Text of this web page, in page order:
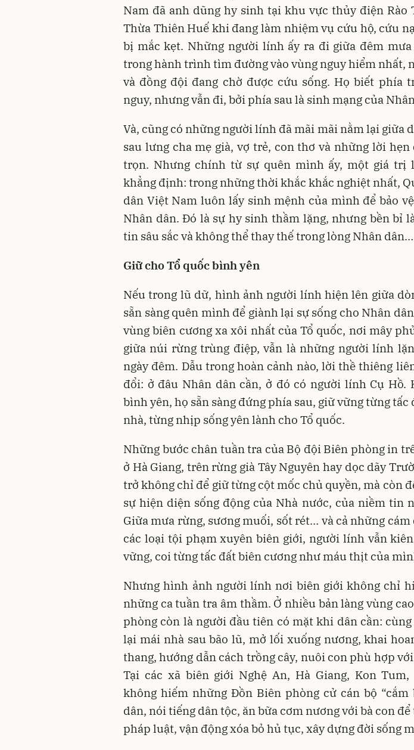
Nam đã anh dũng hy sinh tại khu vực thủy điện Rào
Thừa Thiên Huế khi đang làm nhiệm vụ cứu hộ, cứu
bị mắc kẹt. Những người lính ấy ra đi giữa đêm
trong hành trình tìm đường vào vùng nguy hiểm nhất,
và đồng đội đang chờ được cứu sống. Họ biết phía
nguy, nhưng vẫn đi, bởi phía sau là sinh mạng của
Và, cũng có những người lính đã mãi mãi nằm lại giữa
sau lưng cha mẹ già, vợ trẻ, con thơ và những lời
trọn. Nhưng chính từ sự quên mình ấy, một giá trị
khẳng định: trong những thời khắc khắc nghiệt nhất,
dân Việt Nam luôn lấy sinh mệnh của mình để bảo
Nhân dân. Đó là sự hy sinh thầm lặng, nhưng bền bỉ
tin sâu sắc và không thể thay thế trong lòng Nhân dân…
Giữ cho Tổ quốc bình yên
Nếu trong lũ dữ, hình ảnh người lính hiện lên giữa
sẵn sàng quên mình để giành lại sự sống cho Nhân
vùng biên cương xa xôi nhất của Tổ quốc, nơi mây
giữa núi rừng trùng điệp, vẫn là những người lính
ngày đêm. Dẫu trong hoàn cảnh nào, lời thề thiêng
đổi: ở đâu Nhân dân cần, ở đó có người lính Cụ Hồ.
bình yên, họ sẵn sàng đứng phía sau, giữ vững từng tấc
nhà, từng nhịp sống yên lành cho Tổ quốc.
Những bước chân tuần tra của Bộ đội Biên phòng in
ở Hà Giang, trên rừng già Tây Nguyên hay dọc dãy
trở không chỉ để giữ từng cột mốc chủ quyền, mà còn
sự hiện diện sống động của Nhà nước, của niềm tin
Giữa mưa rừng, sương muối, sốt rét… và cả những cám
các loại tội phạm xuyên biên giới, người lính vẫn
vững, coi từng tấc đất biên cương như máu thịt của
Nhưng hình ảnh người lính nơi biên giới không chỉ
những ca tuần tra âm thầm. Ở nhiều bản làng vùng
phòng còn là người đầu tiên có mặt khi dân cần:
lại mái nhà sau bão lũ, mở lối xuống nương, khai
thang, hướng dẫn cách trồng cây, nuôi con phù hợp
Tại các xã biên giới Nghệ An, Hà Giang, Kon
không hiếm những Đồn Biên phòng cử cán bộ “cắm
dân, nói tiếng dân tộc, ăn bữa cơm nương với bà con
pháp luật, vận động xóa bỏ hủ tục, xây dựng đời sống